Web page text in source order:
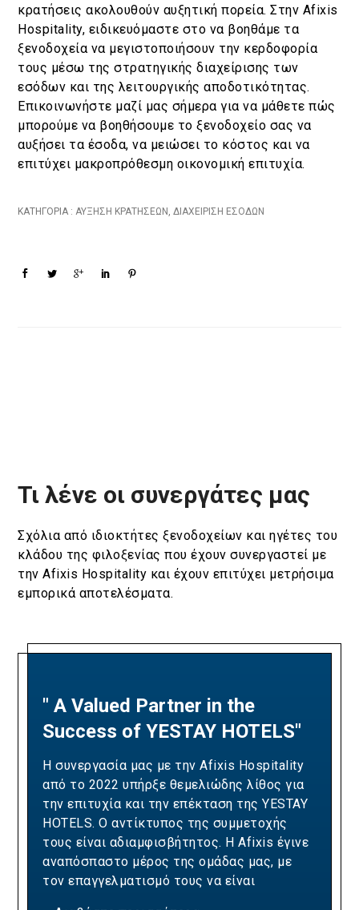
κρατήσεις ακολουθούν αυξητική πορεία. Στην Afixis
Hospitality, ειδικευόμαστε στο να βοηθάμε τα
ξενοδοχεία να μεγιστοποιήσουν την κερδοφορία
τους μέσω της στρατηγικής διαχείρισης των
εσόδων και της λειτουργικής αποδοτικότητας.
Επικοινωνήστε μαζί μας σήμερα για να μάθετε πώς
μπορούμε να βοηθήσουμε το ξενοδοχείο σας να
αυξήσει τα έσοδα, να μειώσει το κόστος και να
επιτύχει μακροπρόθεσμη οικονομική επιτυχία.
ΚΑΤΗΓΟΡΙΑ : ΑΎΞΗΣΗ ΚΡΑΤΉΣΕΩΝ ,ΔΙΑΧΕΊΡΙΣΗ ΕΣΌΔΩΝ
Τι λένε οι συνεργάτες μας
Σχόλια από ιδιοκτήτες ξενοδοχείων και ηγέτες του
κλάδου της φιλοξενίας που έχουν συνεργαστεί με
την Afixis Hospitality και έχουν επιτύχει μετρήσιμα
εμπορικά αποτελέσματα.
" A Valued Partner in the
Success of YESTAY HOTELS"
Η συνεργασία μας με την Afixis Hospitality
από το 2022 υπήρξε θεμελιώδης λίθος για
την επιτυχία και την επέκταση της YESTAY
HOTELS. Ο αντίκτυπος της συμμετοχής
τους είναι αδιαμφισβήτητος. Η Afixis έγινε
αναπόσπαστο μέρος της ομάδας μας, με
τον επαγγελματισμό τους να είναι
"A Partnership Built on
Revenue Excellence and
Measurable Results"
Our collaboration with Afixis has been pivotal
in driving Ella Resorts' revenue growth and
optimizing our yielding strategies. Over the
years, their team has consistently
demonstrated the expertise and dedication
needed to exceed our sales targets,
positively impacting our bottom line and